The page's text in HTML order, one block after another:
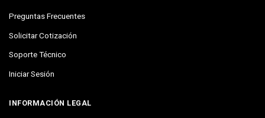
Preguntas Frecuentes
Solicitar Cotización
Soporte Técnico
Iniciar Sesión
INFORMACIÓN LEGAL